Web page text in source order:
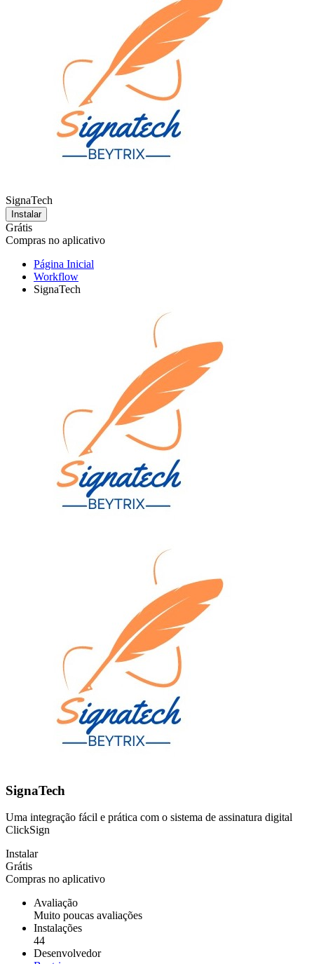
SignaTech
Instalar
Grátis
Compras no aplicativo
Página Inicial
Workflow
SignaTech
SignaTech
Uma integração fácil e prática com o sistema de assinatura digital
ClickSign
Instalar
Grátis
Compras no aplicativo
Avaliação
Muito poucas avaliações
Instalações
44
Desenvolvedor